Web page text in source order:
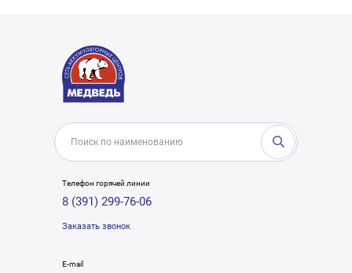
Телефон горячей линии
8 (391) 299-76-06
Заказать звонок
E-mail